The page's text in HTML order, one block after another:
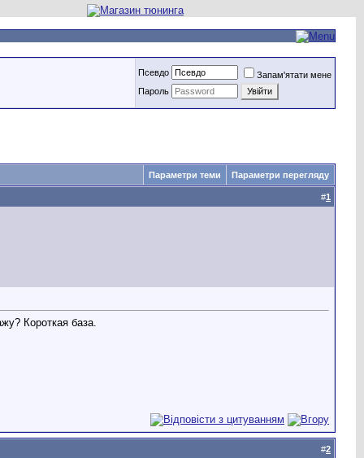
Псевдо
Запам'ятати мене
Пароль
Параметри теми Параметри перегляду
#1
Короткая база.
#2